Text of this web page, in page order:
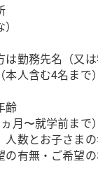
勤務先名（又
人含む4名まで
齢
月〜就学前まで
人数とお子さま
有無・ご希望